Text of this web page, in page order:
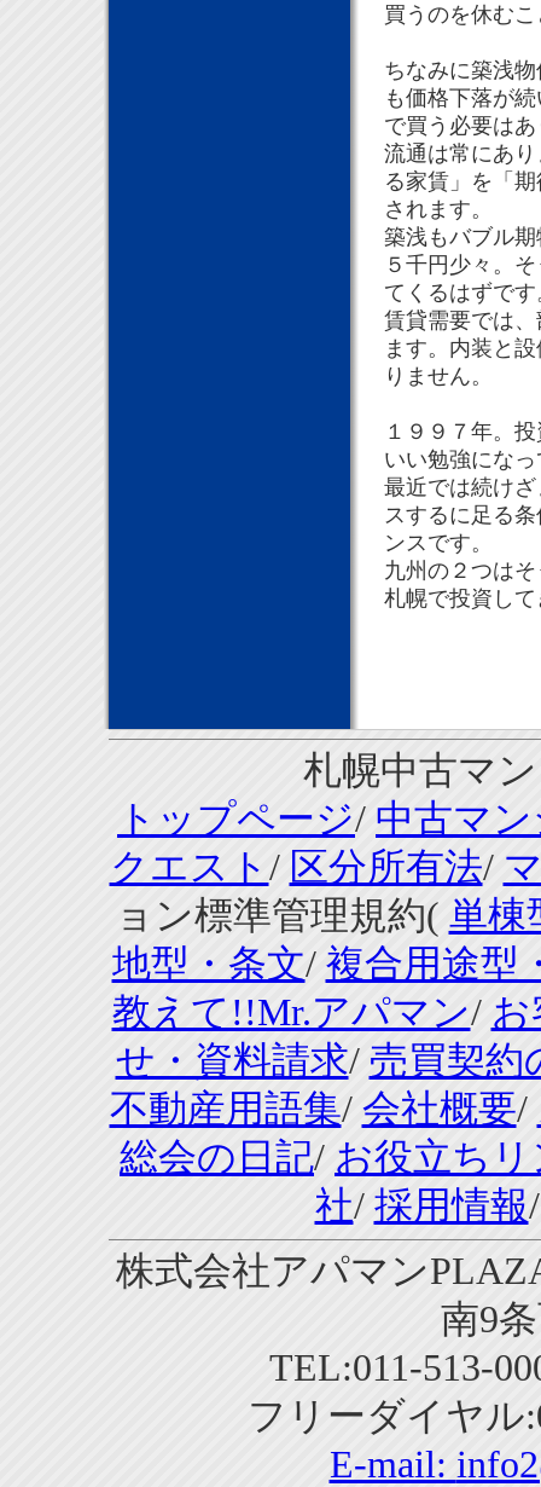
買うのを休む
ちなみに築浅
も価格下落が
で買う必要は
流通は常にあ
る家賃」を「
されます。
築浅もバブル
５千円少々。
てくるはずです
賃貸需要では
ます。内装と
りません。
１９９７年。
いい勉強にな
最近では続け
スするに足る
ンスです。
九州の２つは
札幌で投資し
札幌中古マ
トップページ/ 中古マ
クエスト / 区分所有法/
ョン標準管理規約( 単棟
地型・条文/ 複合用途型
教えて!!Mr.アパマン/ お
せ・資料請求/ 売買契約
不動産用語集/ 会社概要/
総会の日記/ お役立ち
社/ 採用情報
株式会社アパマン
南9
TEL:011-513-
フリーダイヤル
E-mail: